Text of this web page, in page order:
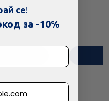
се!
за -10%